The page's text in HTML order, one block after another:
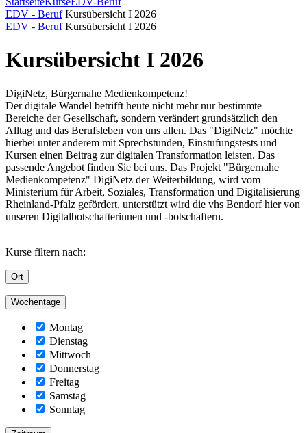
EDV - Beruf Kursübersicht I 2026
EDV - Beruf Kursübersicht I 2026
Kursübersicht I 2026
DigiNetz, Bürgernahe Medienkompetenz!
Der digitale Wandel betrifft heute nicht mehr nur bestimmte
Bereiche der Gesellschaft, sondern verändert grundsätzlich den
Alltag und das Berufsleben von uns allen. Das "DigiNetz" möchte
hierbei unter anderem mit Sprechstunden, Einstufungstests und
Kursen einen Beitrag zur digitalen Transformation leisten. Das
passende Angebot finden Sie bei uns. Das Projekt "Bürgernahe
Medienkompetenz" DigiNetz der Weiterbildung, wird vom
Ministerium für Arbeit, Soziales, Transformation und Digitalisierung
Rheinland-Pfalz gefördert, unterstützt wird die vhs Bendorf hier von
unseren Digitalbotschafterinnen und -botschaftern.
Kurse filtern nach:
Ort
Wochentage
Montag
Dienstag
Mittwoch
Donnerstag
Freitag
Samstag
Sonntag